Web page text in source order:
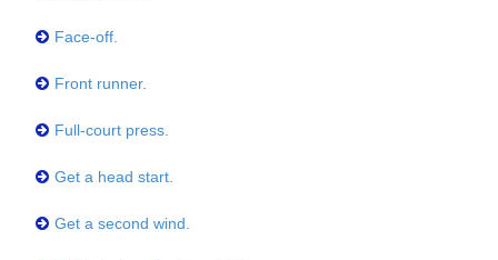
Face-off.
Front runner.
Full-court press.
Get a head start.
Get a second wind.